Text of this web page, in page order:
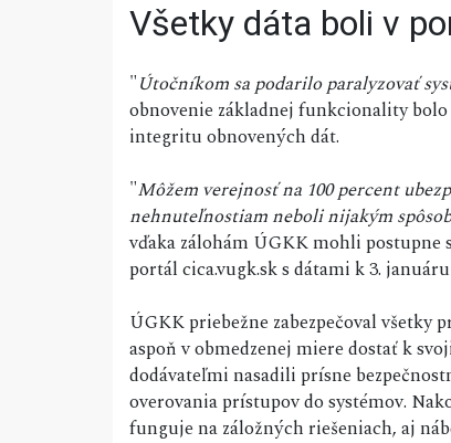
Všetky dáta boli v
"Útočníkom sa podarilo paralyzovať
obnovenie základnej funkcionality
integritu obnovených dát.
"Môžem verejnosť na 100 percent
nehnuteľnostiam neboli nijakým
vďaka zálohám ÚGKK mohli
portál cica.vugk.sk s dátami k 3. januáru
ÚGKK priebežne zabezpečoval všetky
aspoň v obmedzenej miere dostať k
dodávateľmi nasadili prísne
overovania prístupov do systémov.
funguje na záložných riešeniach, aj